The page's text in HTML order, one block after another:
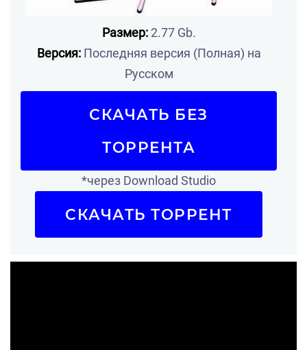
Размер:2.77 Gb.
Версия:Последняя версия (Полная) на
Русском
СКАЧАТЬ БЕЗ
ТОРРЕНТА
*через Download Studio
СКАЧАТЬ ТОРРЕНТ